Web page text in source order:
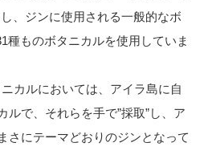
、ジンに使用される一般的なボ
種ものボタニカルを使用していま
カルにおいては、アイラ島に自
ルで、それらを手で”採取”し、ア
さにテーマどおりのジンとなって